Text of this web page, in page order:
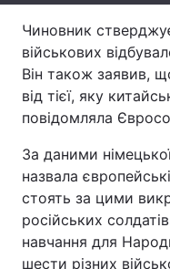
Тема оформлення
Чиновник
військових
Він також заявив,
від тієї, яку
повідомляла
За даними
назвала
стоять за цими
російських
навчання для
шести різних